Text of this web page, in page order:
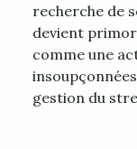
recherche de
devient
comme une
gestion du